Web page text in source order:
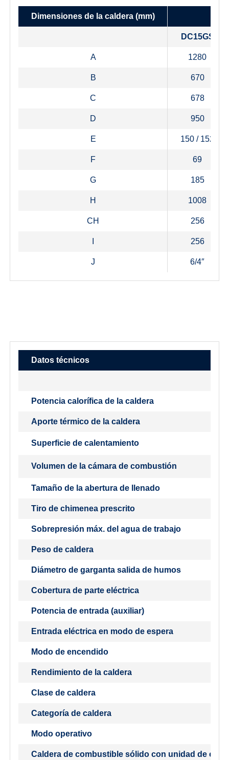
Dimensiones de la caldera (mm)
DC15GS
A 1280
B 670
C 678
D 950
E 150 / 152
F 69
G 185
H 1008
CH 256
256
J 6/4″
Datos técnicos
Potencia calorífica de la caldera
Aporte térmico de la caldera
Superficie de calentamiento
Volumen de la cámara de combustión
Tamaño de la abertura de llenado
Tiro de chimenea prescrito
Sobrepresión máx. del agua de trabajo
Peso de caldera
Diámetro de garganta salida de humos
Cobertura de parte eléctrica
Potencia de entrada (auxiliar)
Entrada eléctrica en modo de espera
Modo de encendido
Rendimiento de la caldera
Clase de caldera
Categoría de caldera
Modo operativo
Caldera de combustible sólido con unidad de